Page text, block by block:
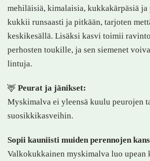
mehiläisiä, kimalaisia, kukkakärpäsiä ja
kukkii runsaasti ja pitkään, tarjoten
keskikesällä. Lisäksi kasvi toimii
perhosten toukille, ja sen siemenet
lintuja.
🦌 Peurat ja jänikset:
Myskimalva ei yleensä kuulu peurojen
suosikkikasveihin.
Sopii kauniisti muiden perennojen
Valkokukkainen myskimalva luo upean